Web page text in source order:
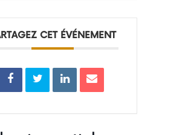
CET ÉVÉNEMENT